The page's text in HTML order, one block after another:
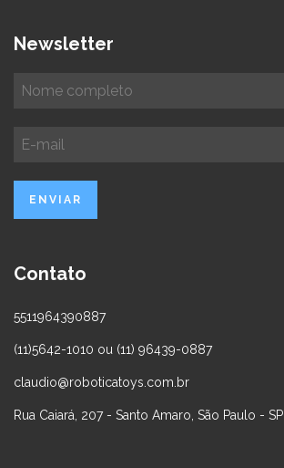
Newsletter
Contato
5511964390887
(11)5642-1010 ou (11) 96439-0887
claudio@roboticatoys.com.br
Rua Caiará, 207 - Santo Amaro, São Paulo - SP